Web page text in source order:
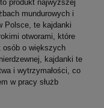
produkt najwyższej
mundurowych i
Polsce, te kajdanki
otworami, które
osób o większych
kajdanki te
i wytrzymałości, co
w pracy służb